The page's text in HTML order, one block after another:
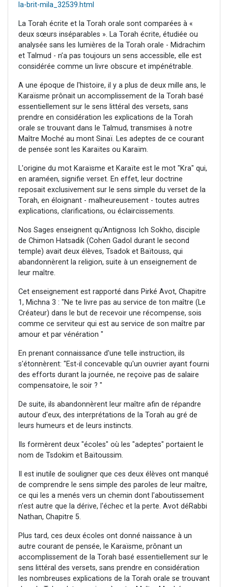
la-brit-mila_32539.html
La Torah écrite et la Torah orale sont comparées à «
deux sœurs inséparables ». La Torah écrite, étudiée ou
analysée sans les lumières de la Torah orale - Midrachim
et Talmud - n’a pas toujours un sens accessible, elle est
considérée comme un livre obscure et impénétrable.
A une époque de l'histoire, il y a plus de deux mille ans, le
Karaïsme prônait un accomplissement de la Torah basé
essentiellement sur le sens littéral des versets, sans
prendre en considération les explications de la Torah
orale se trouvant dans le Talmud, transmises à notre
Maître Moché au mont Sinaï. Les adeptes de ce courant
de pensée sont les Karaïtes ou Karaïm.
L'origine du mot Karaïsme et Karaïte est le mot "Kra" qui,
en araméen, signifie verset. En effet, leur doctrine
reposait exclusivement sur le sens simple du verset de la
Torah, en éloignant - malheureusement - toutes autres
explications, clarifications, ou éclaircissements.
Nos Sages enseignent qu'Antignoss Ich Sokho, disciple
de Chimon Hatsadik (Cohen Gadol durant le second
temple) avait deux élèves, Tsadok et Baïtouss, qui
abandonnèrent la religion, suite à un enseignement de
leur maître.
Cet enseignement est rapporté dans Pirké Avot, Chapitre
1, Michna 3 : "Ne te livre pas au service de ton maître (Le
Créateur) dans le but de recevoir une récompense, sois
comme ce serviteur qui est au service de son maître par
amour et par vénération "
En prenant connaissance d'une telle instruction, ils
s'étonnèrent: "Est-il concevable qu'un ouvrier ayant fourni
des efforts durant la journée, ne reçoive pas de salaire
compensatoire, le soir ? "
De suite, ils abandonnèrent leur maître afin de répandre
autour d'eux, des interprétations de la Torah au gré de
leurs humeurs et de leurs instincts.
Ils formèrent deux "écoles" où les "adeptes" portaient le
nom de Tsdokim et Baïtoussim.
Il est inutile de souligner que ces deux élèves ont manqué
de comprendre le sens simple des paroles de leur maître,
ce qui les a menés vers un chemin dont l'aboutissement
n'est autre que la dérive, l'échec et la perte. Avot déRabbi
Nathan, Chapitre 5.
Plus tard, ces deux écoles ont donné naissance à un
autre courant de pensée, le Karaïsme, prônant un
accomplissement de la Torah basé essentiellement sur le
sens littéral des versets, sans prendre en considération
les nombreuses explications de la Torah orale se trouvant